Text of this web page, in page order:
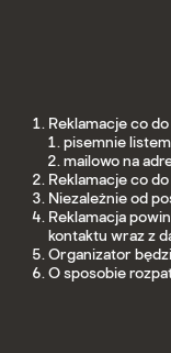
Reklamacje co
pisemnie
mailowo na
Reklamacje co
Niezależnie od
Reklamacja
kontaktu wraz z
Organizator
O sposobie